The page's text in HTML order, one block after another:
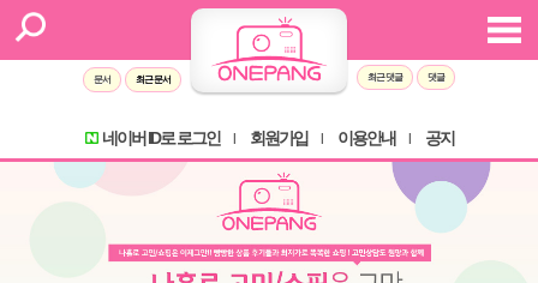
문서 최근 문서 최근 댓글 댓글
네이버 ID로 로그인 회원가입 이용안내 공지